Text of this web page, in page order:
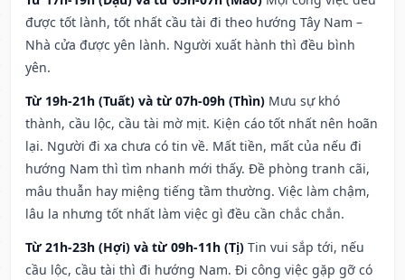
được tốt lành, tốt nhất cầu tài đi theo hướng Tây Nam –
Nhà cửa được yên lành. Người xuất hành thì đều bình
yên.
Từ 19h-21h (Tuất) và từ 07h-09h (Thìn) Mưu sự khó
thành, cầu lộc, cầu tài mờ mịt. Kiện cáo tốt nhất nên hoãn
lại. Người đi xa chưa có tin về. Mất tiền, mất của nếu đi
hướng Nam thì tìm nhanh mới thấy. Đề phòng tranh cãi,
mâu thuẫn hay miệng tiếng tầm thường. Việc làm chậm,
lâu la nhưng tốt nhất làm việc gì đều cần chắc chắn.
Từ 21h-23h (Hợi) và từ 09h-11h (Tị) Tin vui sắp tới, nếu
cầu lộc, cầu tài thì đi hướng Nam. Đi công việc gặp gỡ có